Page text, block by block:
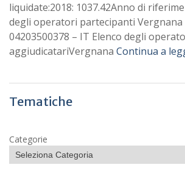
liquidate:2018: 1037.42Anno di
degli operatori partecipanti Vergnana
04203500378 – IT Elenco degli
aggiudicatariVergnana Continua a
Tematiche
Categorie